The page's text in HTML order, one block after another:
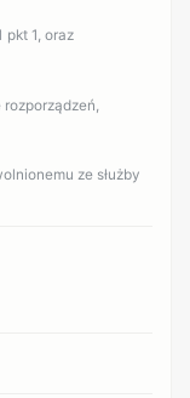
pkt 1, oraz
rozporządzeń,
ze służby